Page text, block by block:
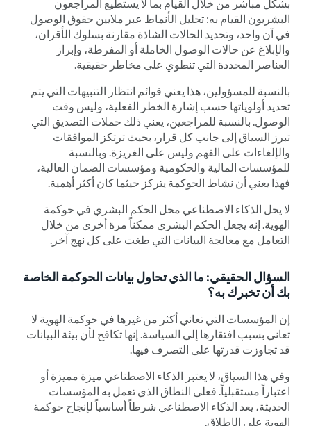
بشكل مباشر من خلال القيام بما لا يستطيع المراجعون
البشريون القيام به: تحليل الأنماط عبر ملايين حقوق الوصول
في آن واحد، وتحديد الحالات الشاذة مقارنة بسلوك الأقران،
والإبلاغ عن حالات الوصول الخاملة أو المفرطة، وإبراز
العناصر المحددة التي تنطوي على مخاطر حقيقية.
بالنسبة للمسؤولين، هذا يعني قوائم انتظار التنبيهات التي يتم
تحديد أولوياتها حسب إشارة الخطر الفعلية، وليس وقت
الوصول. بالنسبة للمراجعين، يعني ذلك حملات التصديق التي
تبرز السياق إلى جانب كل قرار، بحيث ترتكز الموافقات
والإلغاءات على الفهم وليس على الغريزة. وبالنسبة
للمؤسسات المالية والحكومية ومؤسسات الضمان العالية،
فهذا يعني أن نشاط الحوكمة يتركز حيثما كان أكثر أهمية.
لا يحل الذكاء الاصطناعي محل الحكم البشري في حوكمة
الهوية. إنه يجعل الحكم البشري ممكناً مرة أخرى من خلال
التعامل مع معالجة البيانات التي طغت على كل نهج آخر.
السؤال الحقيقي: ما الذي تحاول بيانات الحوكمة الخاصة
بك أن تخبرك به؟
إن المؤسسات التي تعاني أكثر من غيرها في حوكمة الهوية لا
تعاني بسبب افتقارها إلى السياسة. إنها تكافح لأن بيئة البيانات
قد تجاوزت قدرتها على التصرف فيها.
وفي هذا السياق، لا يعتبر الذكاء الاصطناعي ميزة مميزة أو
اعتباراً مستقبلياً. فعلى النطاق الذي تعمل به المؤسسات
الحديثة، يعد الذكاء الاصطناعي شرطاً أساسياً لإنجاح حوكمة
الهوية على الإطلاق.